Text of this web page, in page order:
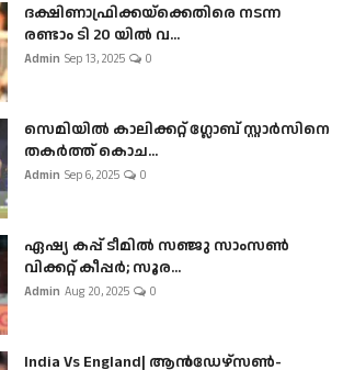
ദക്ഷിണാഫ്രിക്കയ്‌ക്കെതിരെ നടന്ന
രണ്ടാം ടി 20 യിൽ വ...
Admin Sep 13, 2025 0
സെമിയിൽ കാലിക്കറ്റ് ഗ്ലോബ് സ്റ്റാർസിനെ
തകർത്ത് കൊച...
Admin Sep 6, 2025 0
ഏഷ്യ കപ്പ് ടീമിൽ സഞ്ജു സാംസൺ
വിക്കറ്റ് കീപ്പർ; സൂര...
Admin Aug 20, 2025 0
India Vs England| ആൻഡേഴ്സൺ-